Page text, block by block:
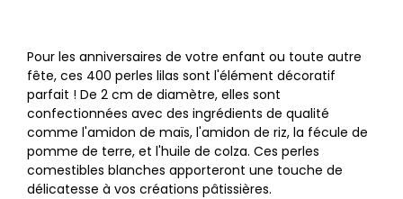
Pour les anniversaires de votre enfant ou toute autre
fête, ces 400 perles lilas sont l'élément décoratif
parfait ! De 2 cm de diamètre, elles sont
confectionnées avec des ingrédients de qualité
comme l'amidon de maïs, l'amidon de riz, la fécule de
pomme de terre, et l'huile de colza. Ces perles
comestibles blanches apporteront une touche de
délicatesse à vos créations pâtissières.